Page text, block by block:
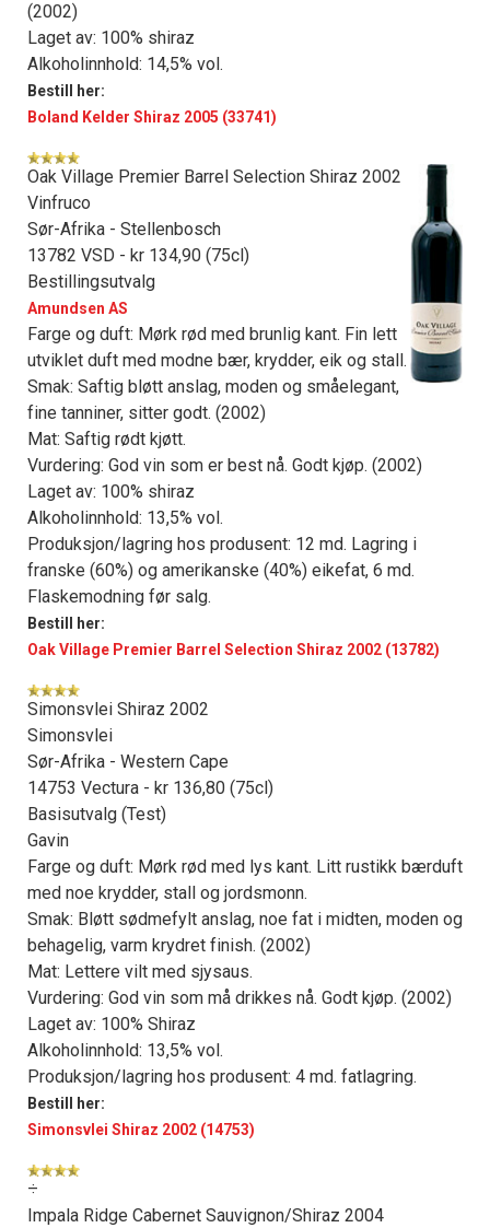
(2002)
Laget av: 100% shiraz
Alkoholinnhold: 14,5% vol.
Bestill her:
Boland Kelder Shiraz 2005 (33741)
Oak Village Premier Barrel Selection Shiraz 2002
Vinfruco
Sør-Afrika - Stellenbosch
13782 VSD - kr 134,90 (75cl)
Bestillingsutvalg
Amundsen AS
Farge og duft: Mørk rød med brunlig kant. Fin lett
utviklet duft med modne bær, krydder, eik og stall.
Smak: Saftig bløtt anslag, moden og småelegant,
fine tanniner, sitter godt. (2002)
Mat: Saftig rødt kjøtt.
Vurdering: God vin som er best nå. Godt kjøp. (2002)
Laget av: 100% shiraz
Alkoholinnhold: 13,5% vol.
Produksjon/lagring hos produsent: 12 md. Lagring i
franske (60%) og amerikanske (40%) eikefat, 6 md.
Flaskemodning før salg.
Bestill her:
Oak Village Premier Barrel Selection Shiraz 2002 (13782)
Simonsvlei Shiraz 2002
Simonsvlei
Sør-Afrika - Western Cape
14753 Vectura - kr 136,80 (75cl)
Basisutvalg (Test)
Gavin
Farge og duft: Mørk rød med lys kant. Litt rustikk bærduft
med noe krydder, stall og jordsmonn.
Smak: Bløtt sødmefylt anslag, noe fat i midten, moden og
behagelig, varm krydret finish. (2002)
Mat: Lettere vilt med sjysaus.
Vurdering: God vin som må drikkes nå. Godt kjøp. (2002)
Laget av: 100% Shiraz
Alkoholinnhold: 13,5% vol.
Produksjon/lagring hos produsent: 4 md. fatlagring.
Bestill her:
Simonsvlei Shiraz 2002 (14753)
÷
Impala Ridge Cabernet Sauvignon/Shiraz 2004